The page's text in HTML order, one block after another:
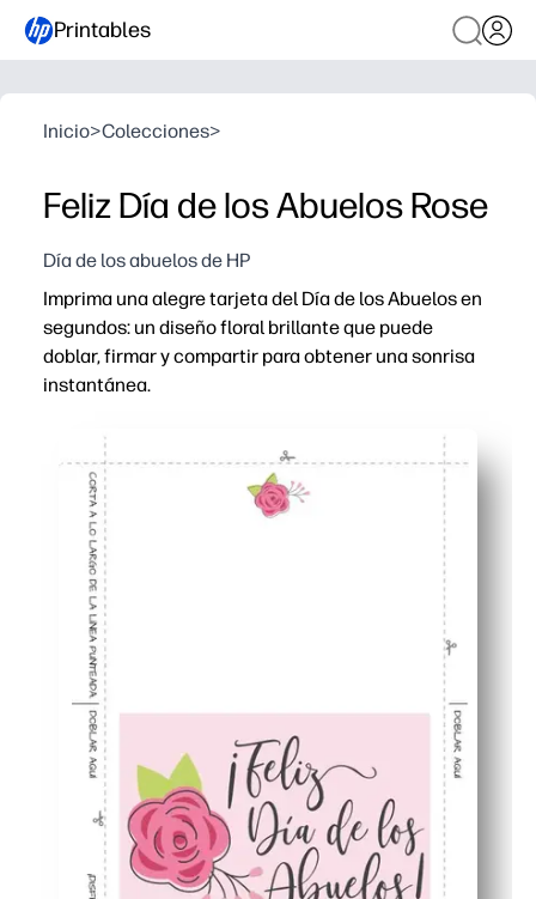
Printables
Inicio>Colecciones>
Feliz Día de los Abuelos Rose
Día de los abuelos de HP
Imprima una alegre tarjeta del Día de los Abuelos en
segundos: un diseño floral brillante que puede
doblar, firmar y compartir para obtener una sonrisa
instantánea.
Comodidad sin necesidad de preparación: solo
Apto para niños: te da espacio para notas, dibujos y
Un bonito recuerdo: se imprime a la perfección en
Uso flexible: perfecto para aulas, reuniones familiares